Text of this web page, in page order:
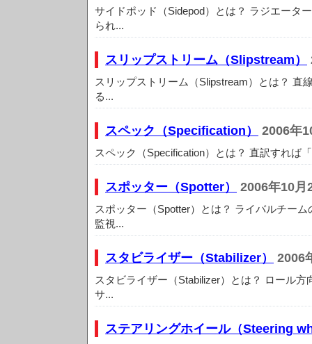
サイドポッド（Sidepod）とは？ ラジエータ
られ...
スリップストリーム（Slipstream）
スリップストリーム（Slipstream）とは？ 直
る...
スペック（Specification） 2006年
スペック（Specification）とは？ 直訳すれば
スポッター（Spotter） 2006年10月
スポッター（Spotter）とは？ ライバルチー
監視...
スタビライザー（Stabilizer） 2006
スタビライザー（Stabilizer）とは？ ロール
サ...
ステアリングホイール（Steering